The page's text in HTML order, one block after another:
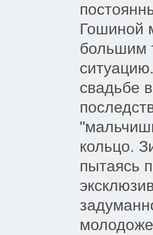
Гошиной
большим
свадьбе
кольцо.
пытаясь